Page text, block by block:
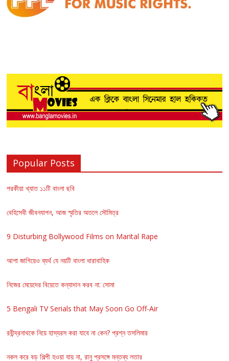
Popular Posts
পরকীয়া খ্যাত ১১টি বাংলা ছবি
বেহিসেবী জীবনযাপন, আজ স্মৃতির অতলে সৌমিত্র
9 Disturbing Bollywood Films on Marital Rape
আশা জাগিয়েও ব্যর্থ যে নয়টি বাংলা ধারাবাহিক
নিজের মেয়েদের বিয়েতে কন্যাদান করব না: সোমা
5 Bengali TV Serials that May Soon Go Off-Air
রবীন্দ্রনাথকে নিয়ে হাস্যরস করা যাবে না কেন? প্রশ্ন তসলিমার
নকল করে বড় শিল্পী হওয়া যায় না, রানু প্রসঙ্গে মন্তব্য লতার